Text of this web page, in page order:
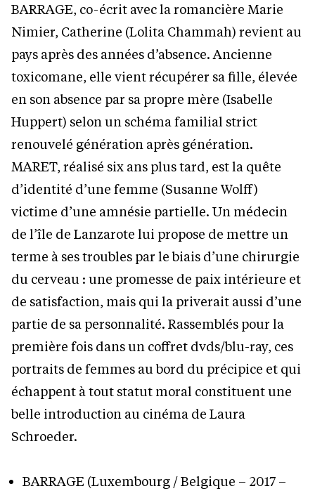
BARRAGE, co-écrit avec la romancière Marie
Nimier, Catherine (Lolita Chammah) revient au
pays après des années d’absence. Ancienne
toxicomane, elle vient récupérer sa fille, élevée
en son absence par sa propre mère (Isabelle
Huppert) selon un schéma familial strict
renouvelé génération après génération.
MARET, réalisé six ans plus tard, est la quête
d’identité d’une femme (Susanne Wolff)
victime d’une amnésie partielle. Un médecin
de l’île de Lanzarote lui propose de mettre un
terme à ses troubles par le biais d’une chirurgie
du cerveau : une promesse de paix intérieure et
de satisfaction, mais qui la priverait aussi d’une
partie de sa personnalité. Rassemblés pour la
première fois dans un coffret dvds/blu-ray, ces
portraits de femmes au bord du précipice et qui
échappent à tout statut moral constituent une
belle introduction au cinéma de Laura
Schroeder.
BARRAGE (Luxembourg / Belgique – 2017 –